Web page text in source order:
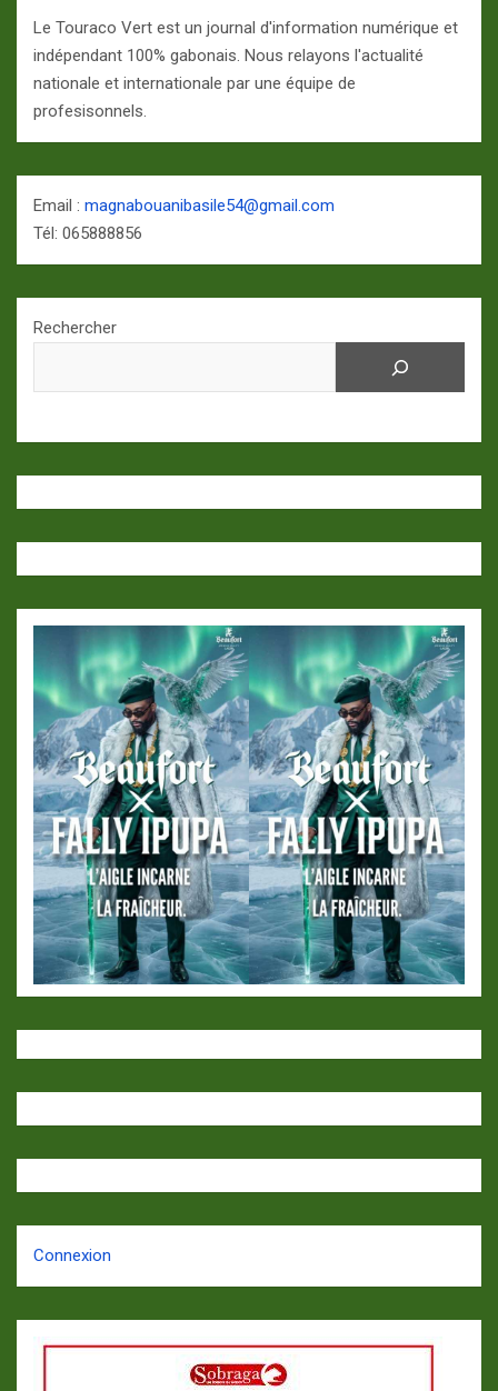
Le Touraco Vert est un journal d'information numérique et
indépendant 100% gabonais. Nous relayons l'actualité
nationale et internationale par une équipe de
profesisonnels.
Email : magnabouanibasile54@gmail.com
Tél: 065888856
Rechercher
Connexion